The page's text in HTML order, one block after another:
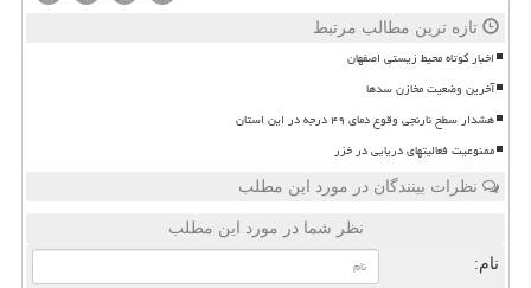
تازه ترین مطالب مرتبط
اخبار کوتاه محیط زیستی اصفهان
آخرین وضعیت مخازن سدها
هشدار سطح نارنجی وقوع دمای ۴۹ درجه در این استان
ممنوعیت فعالیتهای دریایی در خزر
نظرات بینندگان در مورد این مطلب
نظر شما در مورد این مطلب
نام: